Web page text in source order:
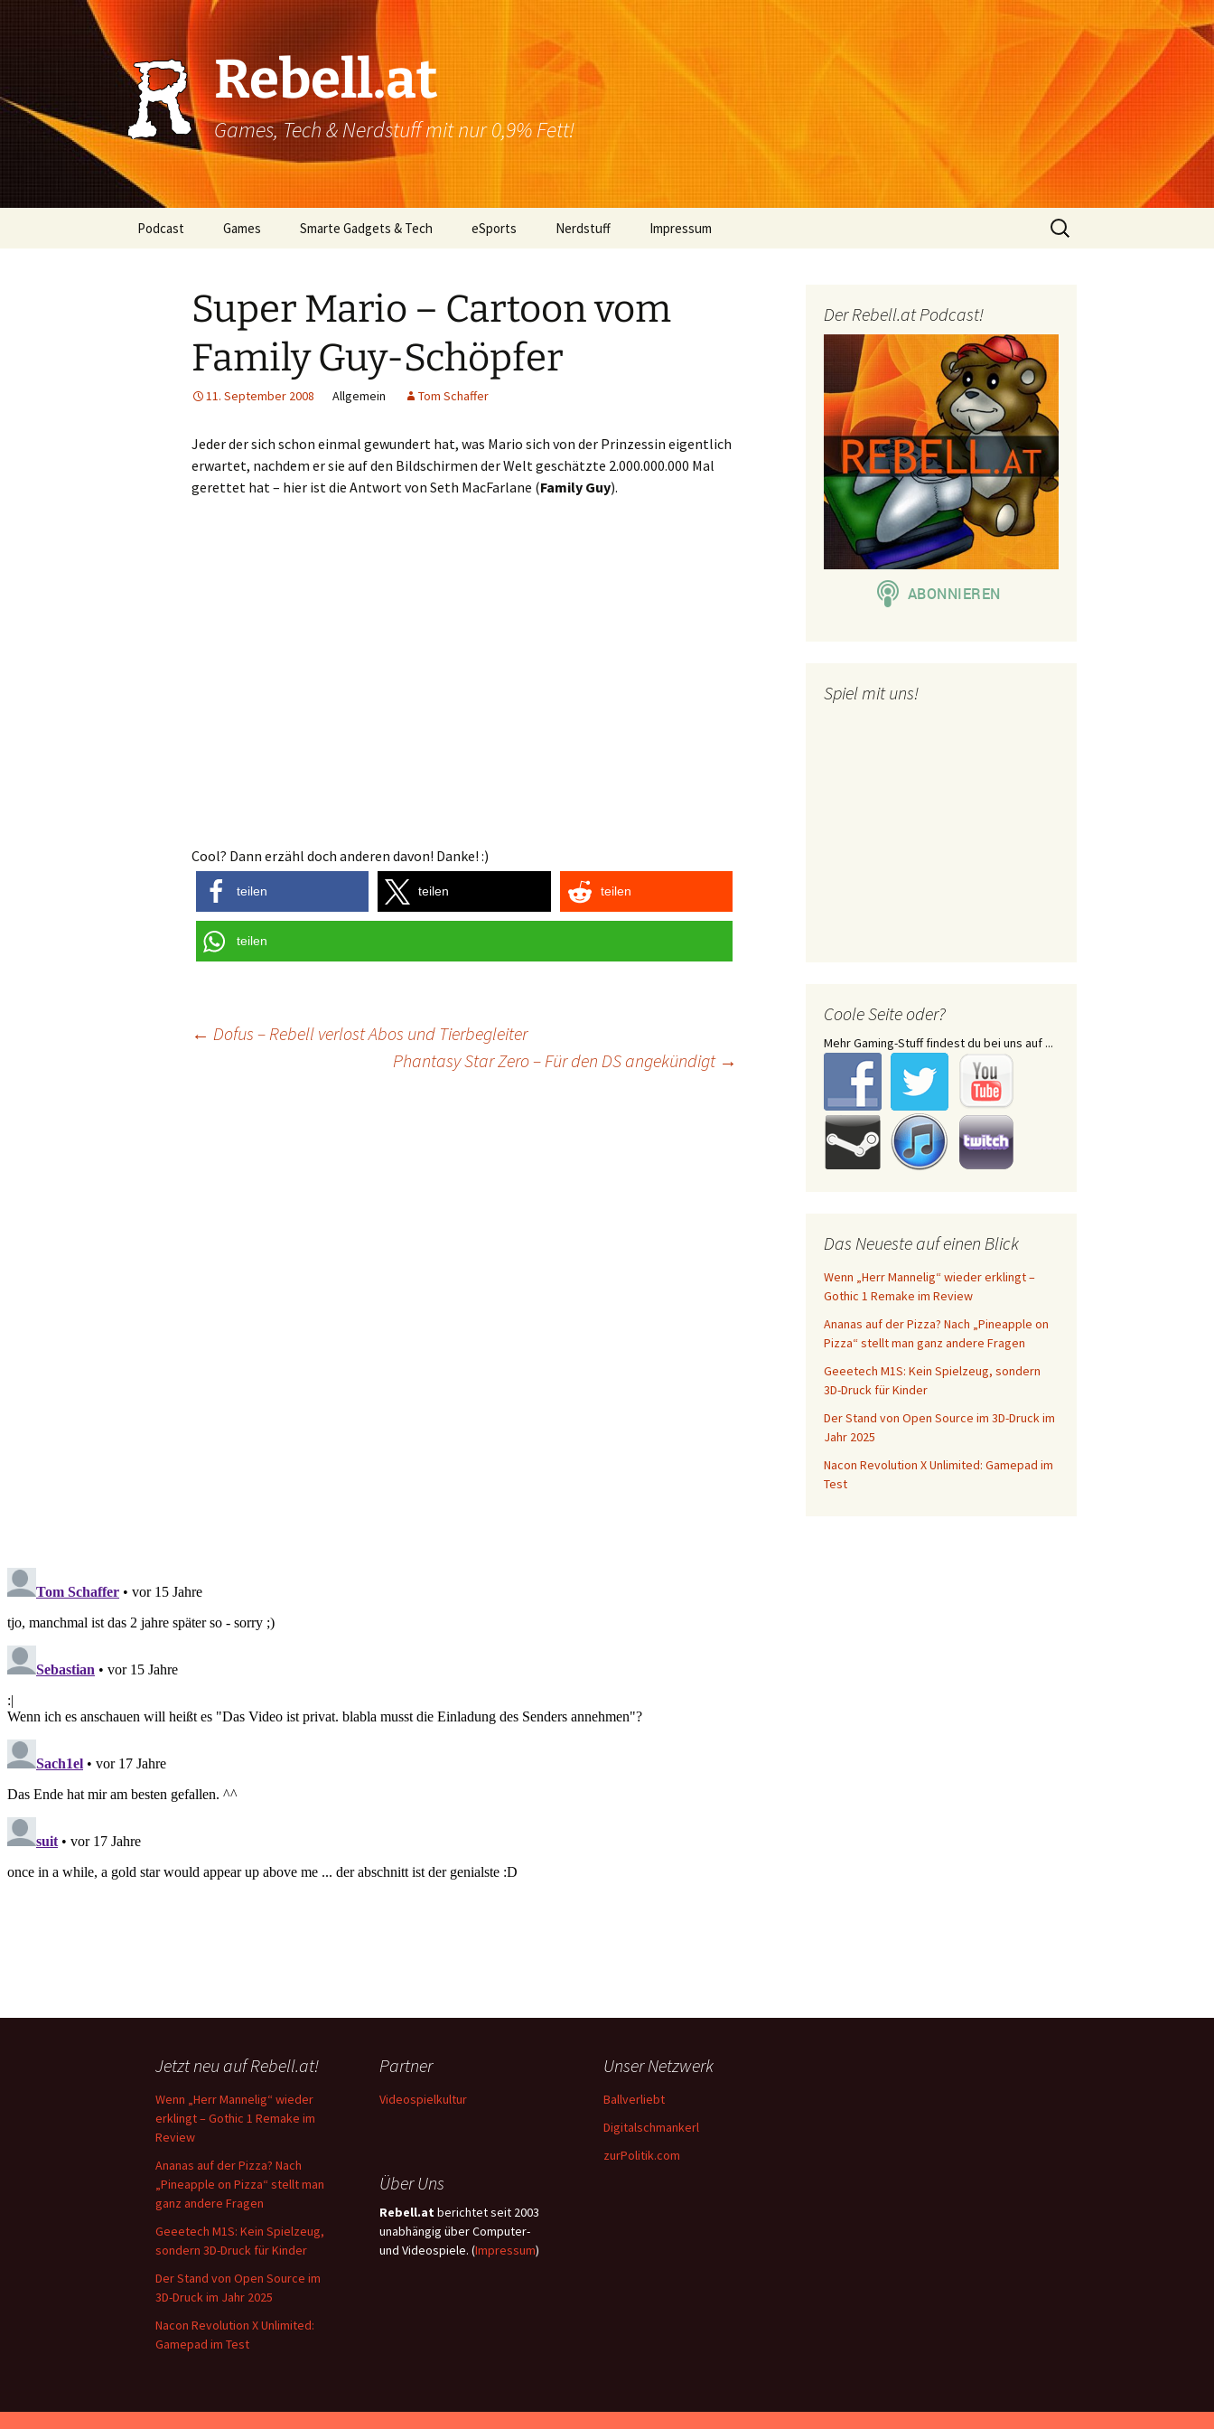
Rebell.at
Games, Tech & Nerdstuff mit nur 0,9% Fett!
Podcast Games
Mac OS
Linux
Browser
Xbox
PlayStation
Mobile
Smarte Gadgets & Tech eSports Nerdstuff Impressum
Suchen
nach:
Super Mario – Cartoon vom
Family Guy-Schöpfer
11. September 2008 Allgemein Tom Schaffer
Jeder der sich schon einmal gewundert hat, was Mario sich von der Prinzessin eigentlich
erwartet, nachdem er sie auf den Bildschirmen der Welt geschätzte 2.000.000.000 Mal
gerettet hat – hier ist die Antwort von Seth MacFarlane (Family Guy).
Cool? Dann erzähl doch anderen davon! Danke! :)
teilen teilen teilen
teilen
← Dofus – Rebell verlost Abos und Tierbegleiter
Phantasy Star Zero – Für den DS angekündigt →
Der Rebell.at Podcast!
Spiel mit uns!
Coole Seite oder?
Mehr Gaming-Stuff findest du bei uns auf ...
Das Neueste auf einen Blick
Wenn „Herr Mannelig“ wieder erklingt –
Gothic 1 Remake im Review
Ananas auf der Pizza? Nach „Pineapple on
Pizza“ stellt man ganz andere Fragen
Geeetech M1S: Kein Spielzeug, sondern
3D-Druck für Kinder
Der Stand von Open Source im 3D-Druck im
Jahr 2025
Nacon Revolution X Unlimited: Gamepad im
Test
Jetzt neu auf Rebell.at!
Wenn „Herr Mannelig“ wieder
erklingt – Gothic 1 Remake im
Review
Ananas auf der Pizza? Nach
„Pineapple on Pizza“ stellt man
ganz andere Fragen
Geeetech M1S: Kein Spielzeug,
sondern 3D-Druck für Kinder
Der Stand von Open Source im
3D-Druck im Jahr 2025
Nacon Revolution X Unlimited:
Gamepad im Test
Partner
Videospielkultur
Unser Netzwerk
Ballverliebt
Digitalschmankerl
zurPolitik.com
Über Uns
Rebell.at berichtet seit 2003
unabhängig über Computer-
und Videospiele. (Impressum)